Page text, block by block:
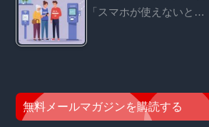
「スマホが使えないと…
無料メールマガジンを購読する